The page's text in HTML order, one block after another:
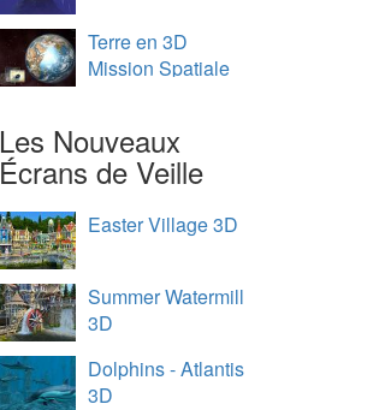
Terre en 3D
Mission Spatiale
Les Nouveaux
Écrans de Veille
Easter Village 3D
Summer Watermill
3D
Dolphins - Atlantis
3D